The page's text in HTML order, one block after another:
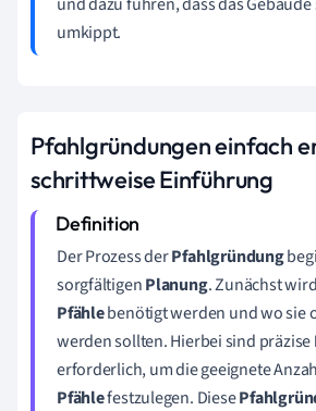
umkippt.
Pfahlgründungen einfach
schrittweise Einführung
Der Prozess derPfahlgründung
sorgfältigenPlanung. Zunächst
Pfählebenötigt werden und wo sie
werden sollten. Hierbei sind präzise
erforderlich, um die geeignete
Pfählefestzulegen. Diese